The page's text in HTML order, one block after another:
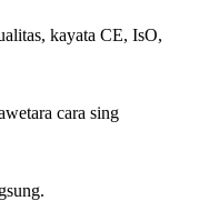
kayata CE, IsO,
cara sing